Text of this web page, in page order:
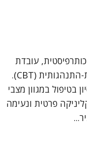
עובדת
סוציאלית קלינית ומטפלת קוגניטיבית-התנהגותית (CBT).
ל-20 שנות ניסיון בטיפול במגוון מצבי
פרטית ונעימה